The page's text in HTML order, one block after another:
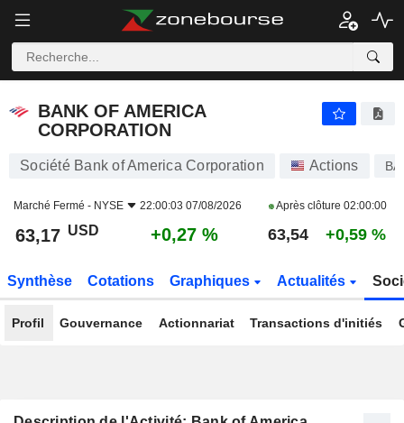
BANK OF AMERICA
CORPORATION
Société Bank of America Corporation Actions
Marché Fermé - NYSE 22:00:03 07/08/2026 Après clôture 02:00:00
63,17 USD +0,27 % 63,54 +0,59 %
Synthèse Cotations Graphiques Actualités
Profil Gouvernance Actionnariat Transactions d'initiés